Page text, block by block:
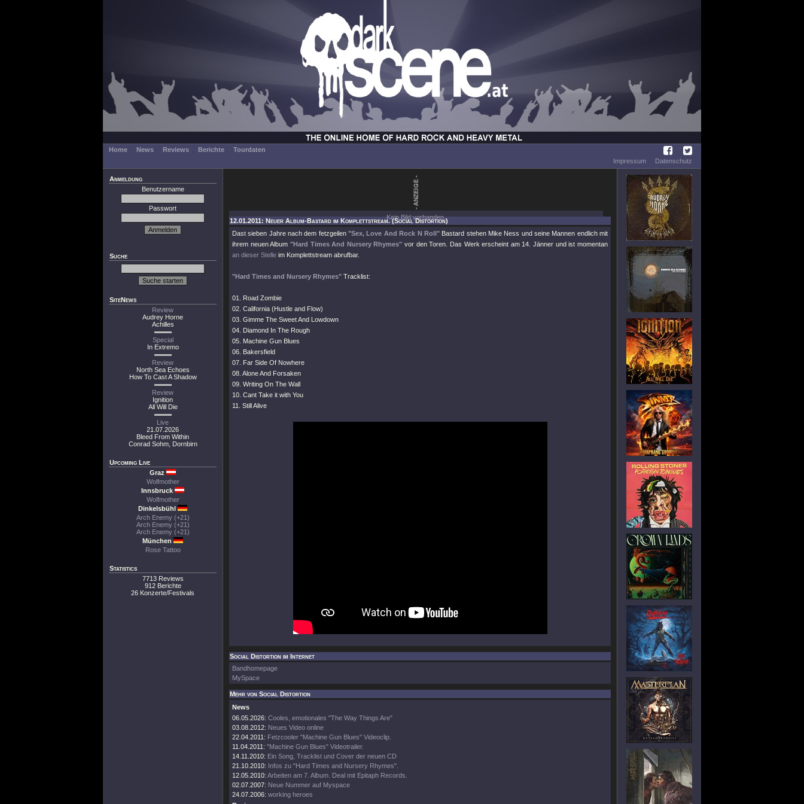
Home News Reviews Berichte
Tourdaten
Impressum
Datenschutz
Anmeldung
Benutzername
Passwort
Suche
SiteNews
Review
Audrey Horne
Achilles
Special
In Extremo
Review
North Sea Echoes
How To Cast A Shadow
Review
Ignition
All Will Die
Live
21.07.2026
Bleed From Within
Conrad Sohm, Dornbirn
Upcoming Live
Graz
Wolfmother
Innsbruck
Wolfmother
Dinkelsbühl
Arch Enemy (+21)
Arch Enemy (+21)
Arch Enemy (+21)
München
Rose Tattoo
Statistics
7713 Reviews
912 Berichte
26 Konzerte/Festivals
Kein Bild vorhanden.
12.01.2011: Neuer Album-Bastard im Komplettstream. (Social Distortion)
Dast sieben Jahre nach dem fetzgeilen"Sex, Love And Rock N Roll"Bastard stehen Mike Ness und seine Mannen endlich mit
ihrem neuen Album "Hard Times And Nursery Rhymes" vor den Toren. Das Werk erscheint am 14. Jänner und ist momentan
an dieser Stelle im Komplettstream abrufbar.
"Hard Times and Nursery Rhymes" Tracklist:
01. Road Zombie
02. California (Hustle and Flow)
03. Gimme The Sweet And Lowdown
04. Diamond In The Rough
05. Machine Gun Blues
06. Bakersfield
07. Far Side Of Nowhere
08. Alone And Forsaken
09. Writing On The Wall
10. Cant Take it with You
11. Still Alive
Social Distortion im Internet
Bandhomepage
MySpace
Mehr von Social Distortion
News
06.05.2026: Cooles, emotionales "The Way Things Are"
03.08.2012: Neues Video online
22.04.2011: Fetzcooler "Machine Gun Blues" Videoclip.
11.04.2011: "Machine Gun Blues" Videotrailer.
14.11.2010: Ein Song, Tracklist und Cover der neuen CD
21.10.2010: Infos zu "Hard Times and Nursery Rhymes".
12.05.2010: Arbeiten am 7. Album. Deal mit Epitaph Records.
02.07.2007: Neue Nummer auf Myspace
24.07.2006: working heroes